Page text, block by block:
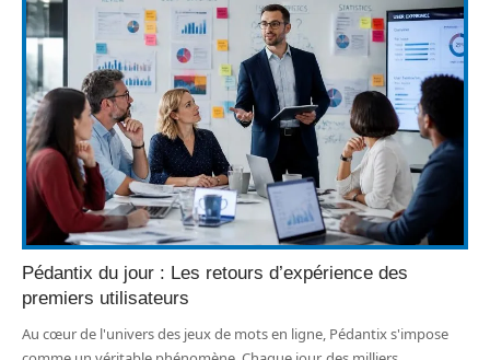
Pédantix du jour : Les retours d’expérience des
premiers utilisateurs
Au cœur de l'univers des jeux de mots en ligne, Pédantix s'impose